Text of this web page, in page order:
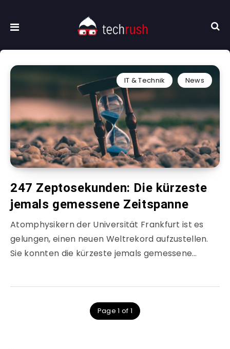
IT & Technik News
247 Zeptosekunden: Die kürzeste
jemals gemessene Zeitspanne
Atomphysikern der Universität Frankfurt ist es
gelungen, einen neuen Weltrekord aufzustellen.
Sie konnten die kürzeste jemals gemessene…
Page 1 of 1